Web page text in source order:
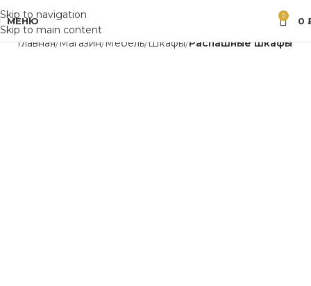
Skip to navigation
Skip to main content
МЕНЮ 0 0
Главная Магазин Мебель Шкафы Распашные шкафы